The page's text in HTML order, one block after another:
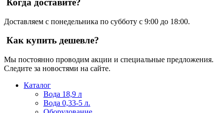
Когда доставите?
Доставляем с понедельника по субботу с 9:00 до 18:00.
Как купить дешевле?
Мы постоянно проводим акции и специальные предложения.
Следите за новостями на сайте.
Пользователи
Каталог
Вода 18,9 л
Вода 0,33-5 л.